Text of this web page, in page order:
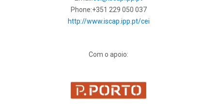
Phone:+351 229 050 037
http://www.iscap.ipp.pt/cei
Com o apoio: